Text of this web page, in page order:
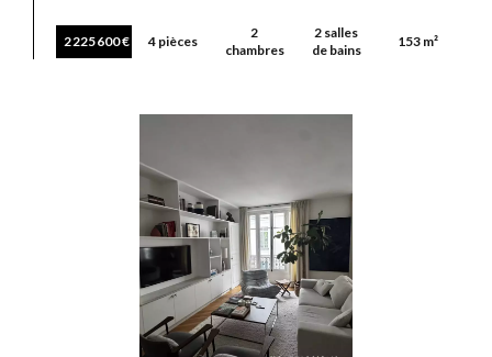
2 225 600 € 4 pièces
2
chambres
2 salles
de bains
153 m²